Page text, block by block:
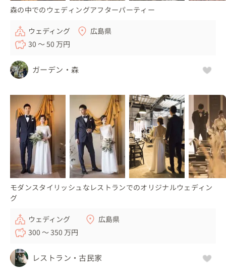
森の中でのウェディングアフターパーティー
ウェディング
広島県
30 〜 50 万円
ガーデン・森
モダンスタイリッシュなレストランでのオリジナルウェディン
グ
ウェディング
広島県
300 〜 350 万円
レストラン・古民家